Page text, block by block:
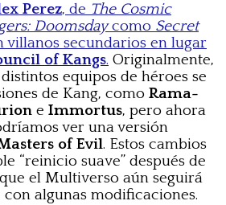
Perez, de The Cosmic
Doomsdaycomo Secret
secundarios en lugar
of Kangs. Originalmente,
equipos de héroes se
de Kang, como Rama-
e Immortus, pero ahora
ver una versión
of Evil. Estos cambios
“reinicio suave” después de
el Multiverso aún seguirá
algunas modificaciones.